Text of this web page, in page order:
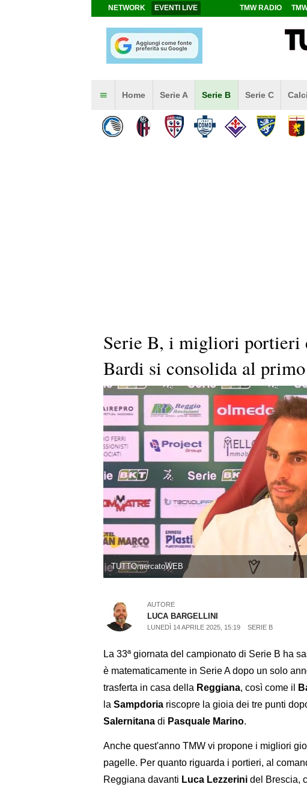
NETWORK EVENTI LIVE TMW RADIO
Home Serie A Serie B Serie C
Serie B, i migliori portieri
Bardi si consolida al
TUTTOmercatoWEB
AUTORE
LUCA BARGELLINI
LUNEDÌ 14 APRILE 2025, 15:19 SERIE B
La 33ª giornata del campionato di Serie B ha
è matematicamente in Serie A dopo un solo
trasferta in casa della Reggiana, così come il
la Sampdoria riscopre la gioia dei tre punti
Salernitana di Pasquale Marino.
Anche quest'anno TMW vi propone i migliori
pagelle. Per quanto riguarda i portieri, al
Reggiana davanti Luca Lezzerini del Brescia,